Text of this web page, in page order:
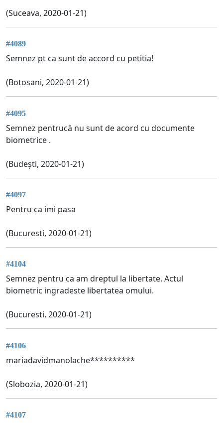
(Suceava, 2020-01-21)
#4089
Semnez pt ca sunt de accord cu petitia!
(Botosani, 2020-01-21)
#4095
Semnez pentrucă nu sunt de acord cu documente
biometrice .
(Budești, 2020-01-21)
#4097
Pentru ca imi pasa
(Bucuresti, 2020-01-21)
#4104
Semnez pentru ca am dreptul la libertate. Actul
biometric ingradeste libertatea omului.
(Bucuresti, 2020-01-21)
#4106
mariadavidmanolache**********
(Slobozia, 2020-01-21)
#4107